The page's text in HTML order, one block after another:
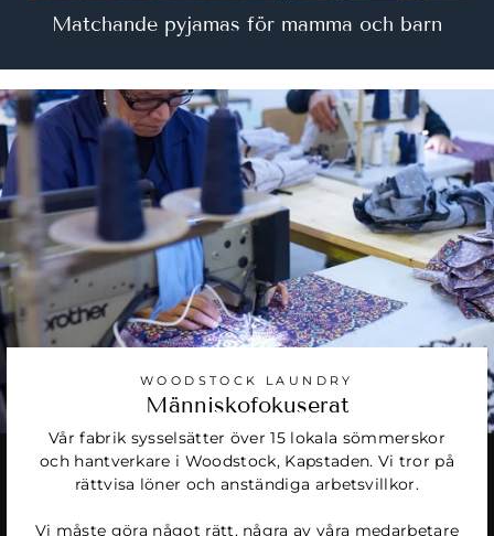
Matchande pyjamas för mamma och barn
WOODSTOCK LAUNDRY
Människofokuserat
Vår fabrik sysselsätter över 15 lokala sömmerskor
och hantverkare i Woodstock, Kapstaden. Vi tror på
rättvisa löner och anständiga arbetsvillkor.
Vi måste göra något rätt, några av våra medarbetare